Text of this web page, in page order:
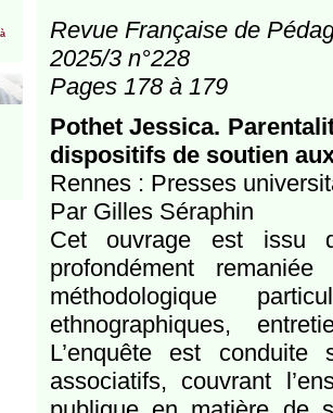
Revue Française de
2025/3 n°228
Pages 178 à 179
Pothet Jessica.
dispositifs de soutien
Rennes : Presses
Par Gilles Séraphin
Cet ouvrage est issu
profondément
méthodologique
ethnographiques,
L’enquête est
associatifs, couvrant